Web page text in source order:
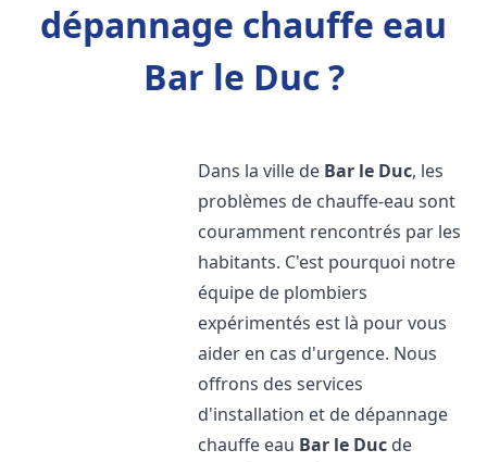
dépannage chauffe eau
Bar le Duc ?
Dans la ville de Bar le Duc, les
problèmes de chauffe-eau sont
couramment rencontrés par les
habitants. C'est pourquoi notre
équipe de plombiers
expérimentés est là pour vous
aider en cas d'urgence. Nous
offrons des services
d'installation et de dépannage
chauffe eau Bar le Duc de